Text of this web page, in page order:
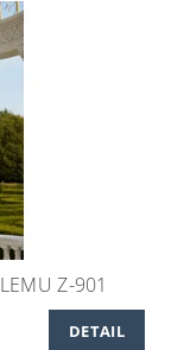
Z-901
DETAIL